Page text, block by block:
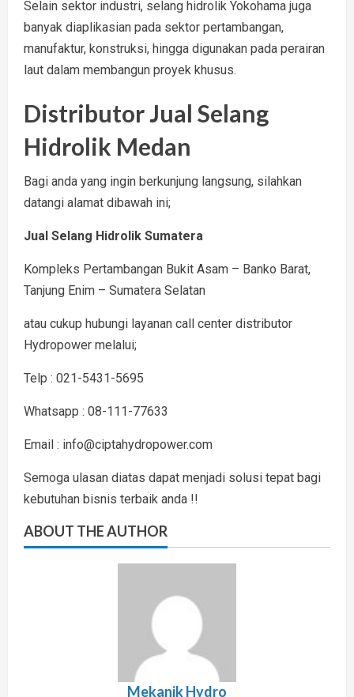
Selain sektor industri, selang hidrolik Yokohama juga
banyak diaplikasian pada sektor pertambangan,
manufaktur, konstruksi, hingga digunakan pada perairan
laut dalam membangun proyek khusus.
Distributor Jual Selang
Hidrolik Medan
Bagi anda yang ingin berkunjung langsung, silahkan
datangi alamat dibawah ini;
Jual Selang Hidrolik Sumatera
Kompleks Pertambangan Bukit Asam – Banko Barat,
Tanjung Enim – Sumatera Selatan
atau cukup hubungi layanan call center distributor
Hydropower melalui;
Telp : 021-5431-5695
Whatsapp : 08-111-77633
Email : info@ciptahydropower.com
Semoga ulasan diatas dapat menjadi solusi tepat bagi
kebutuhan bisnis terbaik anda !!
ABOUT THE AUTHOR
Mekanik Hydro